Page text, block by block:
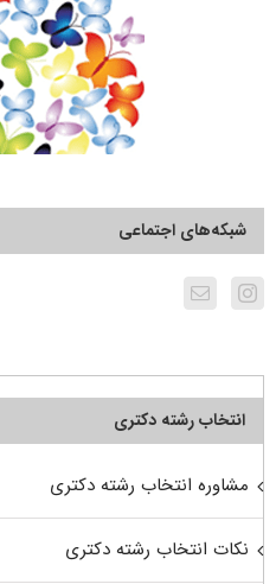
شبکه‌های اجتماعی
انتخاب رشته دکتری
مشاوره انتخاب رشته دکتری
نکات انتخاب رشته دکتری